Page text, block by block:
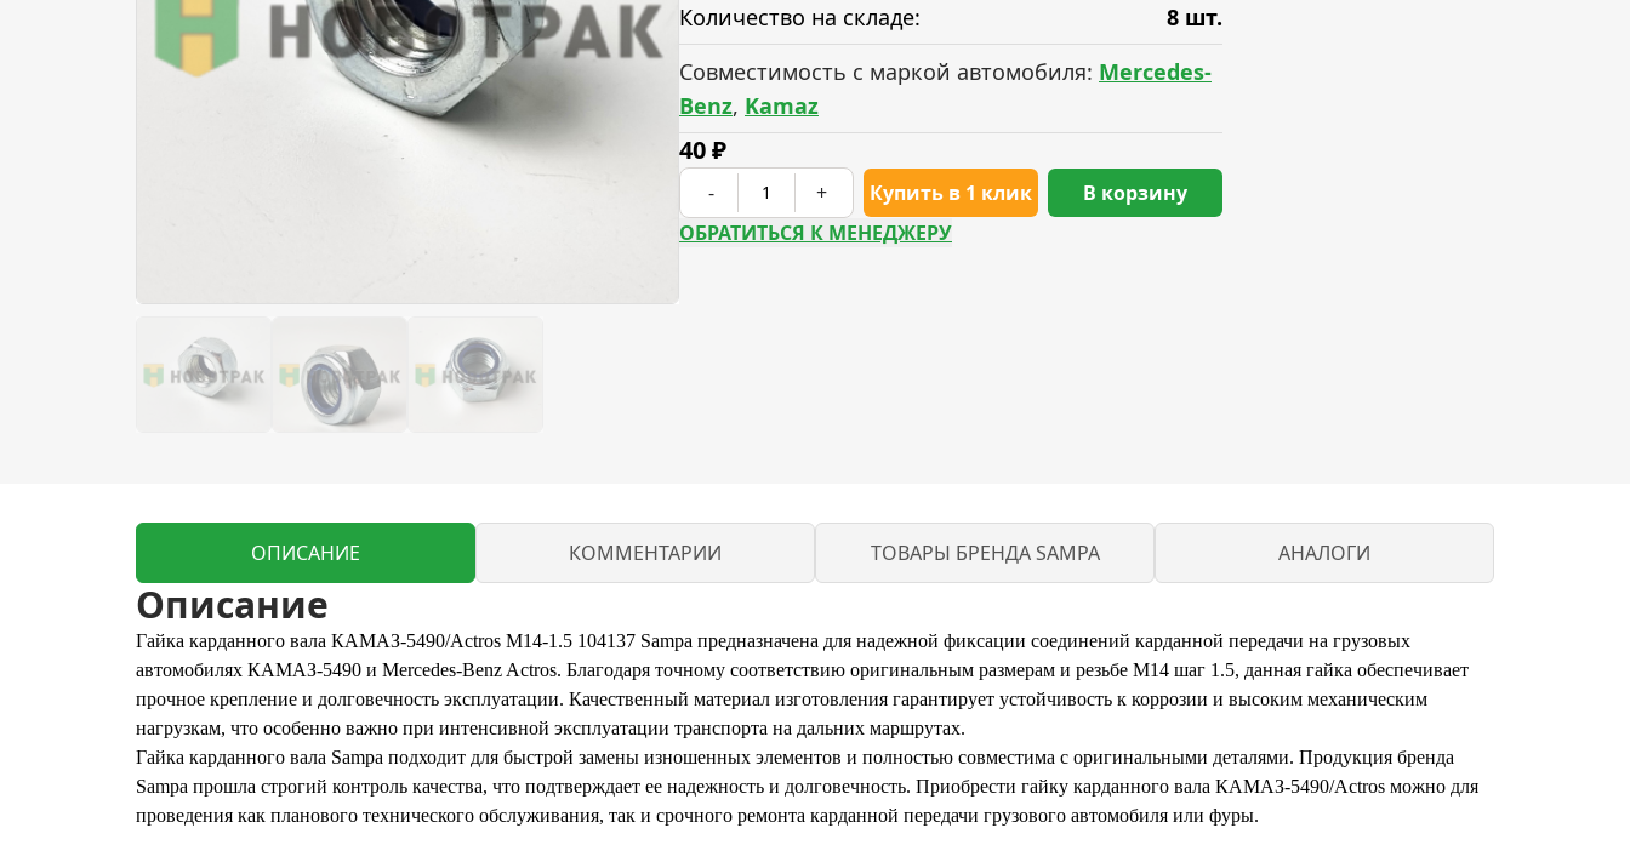
Количество на складе:
8 шт.
Совместимость с маркой автомобиля: Mercedes-
Benz, Kamaz
40₽
- + Купить в 1 клик
В корзину
ОБРАТИТЬСЯ К МЕНЕДЖЕРУ
ОПИСАНИЕ КОММЕНТАРИИ ТОВАРЫ БРЕНДА SAMPA АНАЛОГИ
Описание
Гайка карданного вала КАМАЗ-5490/Actros M14-1.5 104137 Sampa предназначена для надежной фиксации соединений карданной передачи на грузовых
автомобилях КАМАЗ-5490 и Mercedes-Benz Actros. Благодаря точному соответствию оригинальным размерам и резьбе М14 шаг 1.5, данная гайка обеспечивает
прочное крепление и долговечность эксплуатации. Качественный материал изготовления гарантирует устойчивость к коррозии и высоким механическим
нагрузкам, что особенно важно при интенсивной эксплуатации транспорта на дальних маршрутах.
Гайка карданного вала Sampa подходит для быстрой замены изношенных элементов и полностью совместима с оригинальными деталями. Продукция бренда
Sampa прошла строгий контроль качества, что подтверждает ее надежность и долговечность. Приобрести гайку карданного вала КАМАЗ-5490/Actros можно для
проведения как планового технического обслуживания, так и срочного ремонта карданной передачи грузового автомобиля или фуры.